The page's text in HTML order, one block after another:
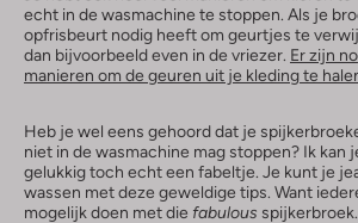
echt in de wasmachine te stoppen. Als je
opfrisbeurt nodig heeft om geurtjes te
dan bijvoorbeeld even in de vriezer. Er zijn
manieren om de geuren uit je kleding te
Heb je wel eens gehoord dat je
niet in de wasmachine mag stoppen? Ik kan
gelukkig toch echt een fabeltje. Je kunt je
wassen met deze geweldige tips. Want
mogelijk doen met die fabulous spijkerbroek.